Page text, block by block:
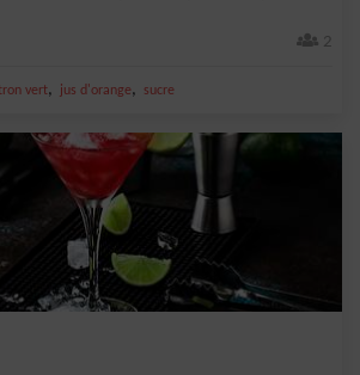
2
vert, jus d'orange, sucre